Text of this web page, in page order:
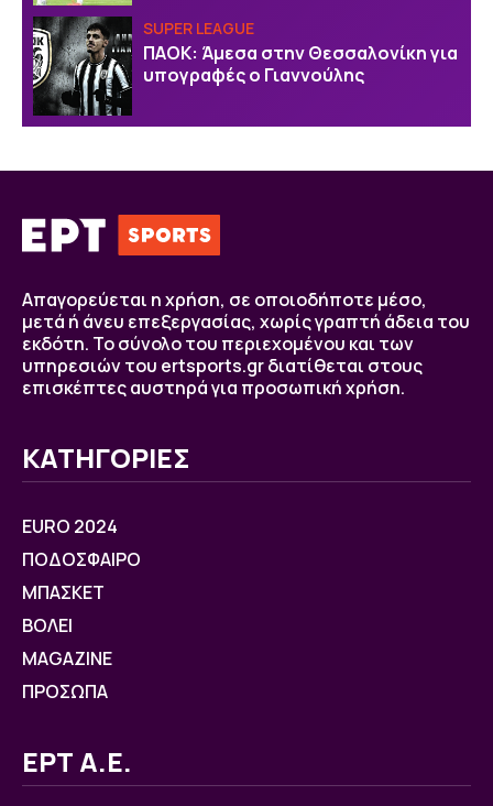
SUPER LEAGUE
ΠΑΟΚ: Άμεσα στην Θεσσαλονίκη για
υπογραφές ο Γιαννούλης
Απαγορεύεται η χρήση, σε οποιοδήποτε μέσο,
μετά ή άνευ επεξεργασίας, χωρίς γραπτή άδεια του
εκδότη. Το σύνολο του περιεχομένου και των
υπηρεσιών του ertsports.gr διατίθεται στους
επισκέπτες αυστηρά για προσωπική χρήση.
ΚΑΤΗΓΟΡΙΕΣ
EURO 2024
ΠΟΔΟΣΦΑΙΡΟ
ΜΠΑΣΚΕΤ
ΒOΛΕΙ
MAGAZINE
ΠΡΟΣΩΠΑ
ΕΡΤ Α.Ε.